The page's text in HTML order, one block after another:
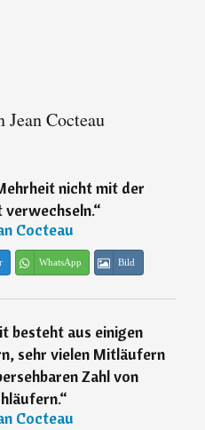
Cocteau
nicht mit der
verwechseln.“
Cocteau
WhatsApp Bild
besteht aus einigen
sehr vielen Mitläufern
Zahl von
“
Cocteau